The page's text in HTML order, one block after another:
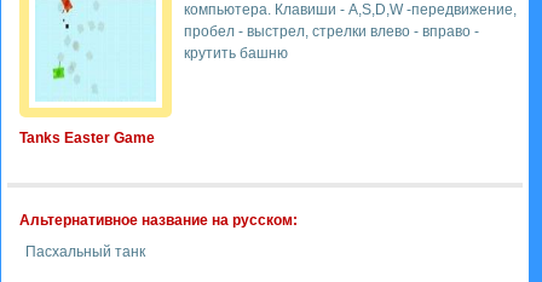
Tanks Easter Game
компьютера. Клавиши - A,S,D,W -передвижение,
пробел - выстрел, стрелки влево - вправо -
крутить башню
Альтернативное название на русском:
Пасхальный танк